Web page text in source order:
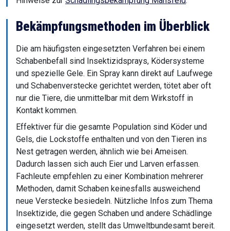
Bekämpfungsmethoden im Überblick
Die am häufigsten eingesetzten Verfahren bei einem
Schabenbefall sind Insektizidsprays, Ködersysteme
und spezielle Gele. Ein Spray kann direkt auf Laufwege
und Schabenverstecke gerichtet werden, tötet aber oft
nur die Tiere, die unmittelbar mit dem Wirkstoff in
Kontakt kommen.
Effektiver für die gesamte Population sind Köder und
Gels, die Lockstoffe enthalten und von den Tieren ins
Nest getragen werden, ähnlich wie bei Ameisen.
Dadurch lassen sich auch Eier und Larven erfassen.
Fachleute empfehlen zu einer Kombination mehrerer
Methoden, damit Schaben keinesfalls ausweichend
neue Verstecke besiedeln. Nützliche Infos zum Thema
Insektizide, die gegen Schaben und andere Schädlinge
eingesetzt werden, stellt das Umweltbundesamt bereit.